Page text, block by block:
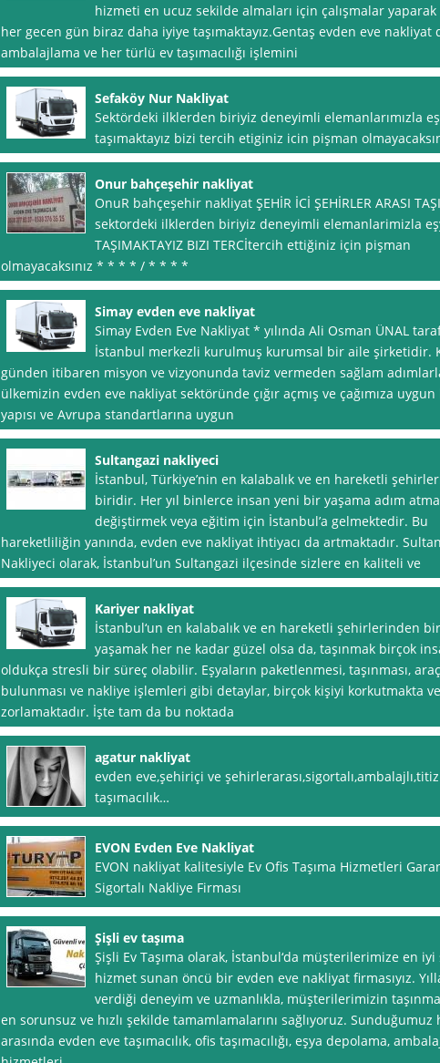
hizmeti en ucuz sekilde almaları için çalışmalar yaparak
her gecen gün biraz daha iyiye taşımaktayız.Gentaş evden eve nakliyat
ambalajlama ve her türlü ev taşımacılığı işlemini
Sefaköy Nur Nakliyat
Sektördeki ilklerden biriyiz deneyimli elemanlarımızla
taşımaktayız bizi tercih etiginiz icin pişman
Onur bahçeşehir nakliyat
OnuR bahçeşehir nakliyat ŞEHİR İCİ ŞEHİRLER ARASI
sektordeki ilklerden biriyiz deneyimli elemanlarimizla
TAŞIMAKTAYIZ BIZI TERCİtercih ettiğiniz için pişman
olmayacaksınız * * * * / * * * *
Simay evden eve nakliyat
Simay Evden Eve Nakliyat * yılında Ali Osman ÜNAL
İstanbul merkezli kurulmuş kurumsal bir aile şirketidir.
günden itibaren misyon ve vizyonunda taviz vermeden sağlam
ülkemizin evden eve nakliyat sektöründe çığır açmış ve çağımıza
yapısı ve Avrupa standartlarına uygun
Sultangazi nakliyeci
İstanbul, Türkiye’nin en kalabalık ve en hareketli
biridir. Her yıl binlerce insan yeni bir yaşama adım
değiştirmek veya eğitim için İstanbul’a gelmektedir. Bu
hareketliliğin yanında, evden eve nakliyat ihtiyacı da artmaktadır.
Nakliyeci olarak, İstanbul’un Sultangazi ilçesinde sizlere en kaliteli ve
Kariyer nakliyat
İstanbul‘un en kalabalık ve en hareketli şehirlerinden
yaşamak her ne kadar güzel olsa da, taşınmak birçok
oldukça stresli bir süreç olabilir. Eşyaların paketlenmesi, taşınması, araç
bulunması ve nakliye işlemleri gibi detaylar, birçok kişiyi korkutmakta ve
zorlamaktadır. İşte tam da bu noktada
agatur nakliyat
evden eve,şehiriçi ve şehirlerarası,sigortalı,ambalajlı,titiz
taşımacılık…
EVON Evden Eve Nakliyat
EVON nakliyat kalitesiyle Ev Ofis Taşıma Hizmetleri
Sigortalı Nakliye Firması
Şişli ev taşıma
Şişli Ev Taşıma olarak, İstanbul‘da müşterilerimize en
hizmet sunan öncü bir evden eve nakliyat firmasıyız.
verdiği deneyim ve uzmanlıkla, müşterilerimizin
en sorunsuz ve hızlı şekilde tamamlamalarını sağlıyoruz.
arasında evden eve taşımacılık, ofis taşımacılığı, eşya depolama,